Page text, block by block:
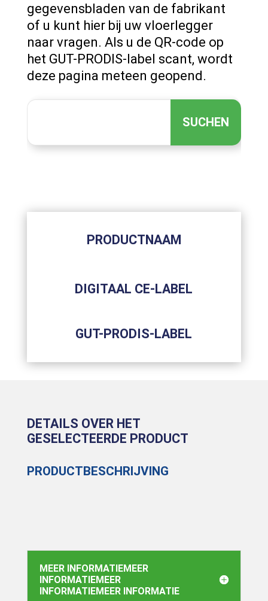
gegevensbladen van de fabrikant
of u kunt hier bij uw vloerlegger
naar vragen. Als u de QR-code op
het GUT-PRODIS-label scant, wordt
deze pagina meteen geopend.
SUCHEN
PRODUCTNAAM
DIGITAAL CE-LABEL
GUT-PRODIS-LABEL
DETAILS OVER HET
GESELECTEERDE PRODUCT
PRODUCTBESCHRIJVING
MEER INFORMATIEMEER
INFORMATIEMEER
INFORMATIEMEER INFORMATIE